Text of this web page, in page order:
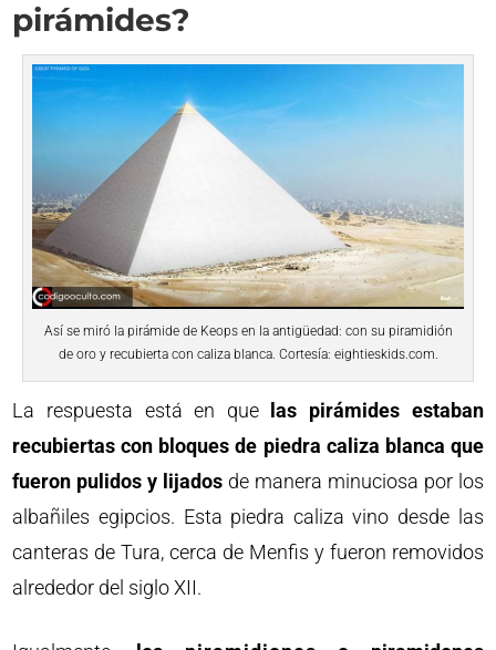
pirámides?
Así se miró la pirámide de Keops en la antigüedad: con su piramidión
de oro y recubierta con caliza blanca. Cortesía: eightieskids.com.
La respuesta está en que las pirámides estaban
recubiertas con bloques de piedra caliza blanca que
fueron pulidos y lijados de manera minuciosa por los
albañiles egipcios. Esta piedra caliza vino desde las
canteras de Tura, cerca de Menfis y fueron removidos
alrededor del siglo XII.